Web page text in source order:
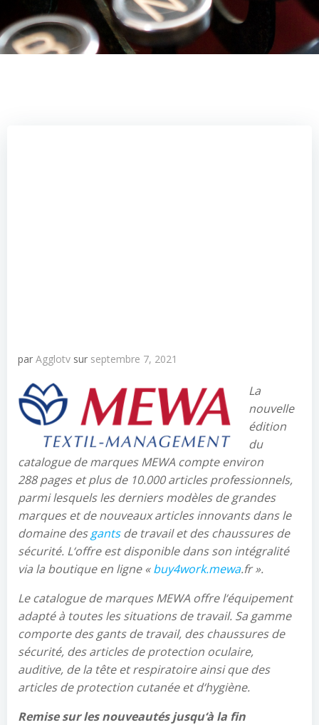
par Agglotv sur septembre 7, 2021
La
nouvelle
édition
du
catalogue de marques MEWA compte environ
288 pages et plus de 10.000 articles professionnels,
parmi lesquels les derniers modèles de grandes
marques et de nouveaux articles innovants dans le
domaine desgantsde travail et des chaussures de
sécurité. L‘offre est disponible dans son intégralité
via la boutique en ligne «buy4work.mewa.fr».
Le catalogue de marques MEWA offre l‘équipement
adapté à toutes les situations de travail. Sa gamme
comporte des gants de travail, des chaussures de
sécurité, des articles de protection oculaire,
auditive, de la tête et respiratoire ainsi que des
articles de protection cutanée et d‘hygiène.
Remise sur les nouveautés jusqu‘à la fin